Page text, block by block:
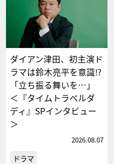
ダイアン津田、初主演ド
ラマは鈴木亮平を意識!?
「立ち振る舞いを…」
＜『タイムトラベルダ
ディ』SPインタビュー
＞
2026.08.07
ドラマ